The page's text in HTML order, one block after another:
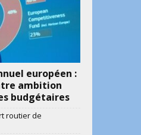
européen :
ambition
budgétaires
routier de